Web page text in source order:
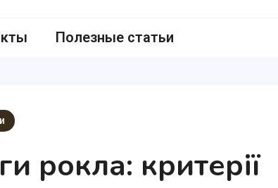
Полезные статьи
рокла: критерії